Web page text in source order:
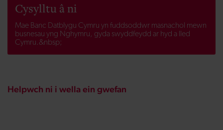
Cysylltu â ni
Mae Banc Datblygu Cymru yn fuddsoddwr masnachol mewn
busnesau yng Nghymru, gyda swyddfeydd ar hyd a lled
Cymru.&nbsp;
Helpwch ni i wella ein gwefan